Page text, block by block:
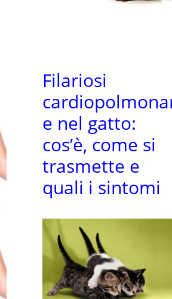
Filariosi
e nel gatto:
cos’è, come si
trasmette e
quali i sintomi